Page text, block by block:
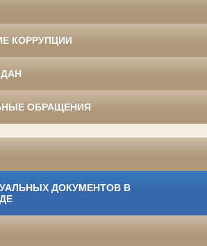
КОРРУПЦИИ
ОБРАЩЕНИЯ
ДОКУМЕНТОВ В